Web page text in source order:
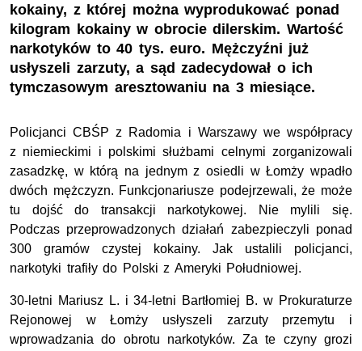
kokainy, z której można wyprodukować ponad
kilogram kokainy w obrocie dilerskim. Wartość
narkotyków to 40 tys. euro. Mężczyźni już
usłyszeli zarzuty, a sąd zadecydował o ich
tymczasowym aresztowaniu na 3 miesiące.
Policjanci CBŚP z Radomia i Warszawy we współpracy
z niemieckimi i polskimi służbami celnymi zorganizowali
zasadzkę, w którą na jednym z osiedli w Łomży wpadło
dwóch mężczyzn. Funkcjonariusze podejrzewali, że może
tu dojść do transakcji narkotykowej. Nie mylili się.
Podczas przeprowadzonych działań zabezpieczyli ponad
300 gramów czystej kokainy. Jak ustalili policjanci,
narkotyki trafiły do Polski z Ameryki Południowej.
30-letni Mariusz L. i 34-letni Bartłomiej B. w Prokuraturze
Rejonowej w Łomży usłyszeli zarzuty przemytu i
wprowadzania do obrotu narkotyków. Za te czyny grozi